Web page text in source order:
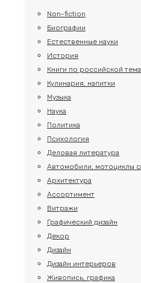
Non-fiction
Биографии
Естественные науки
История
Книги по российской
Кулинария, напитки
Музыка
Наука
Политика
Психология
Деловая литература
Автомобили, мотоциклы
Архитектура
Ассортимент
Витражи
Графический дизайн
Декор
Дизайн
Дизайн интерьеров
Живопись, графика